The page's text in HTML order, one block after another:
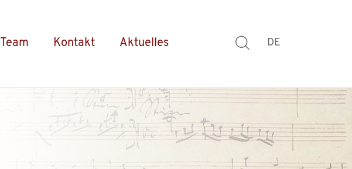
Team Kontakt Aktuelles DE